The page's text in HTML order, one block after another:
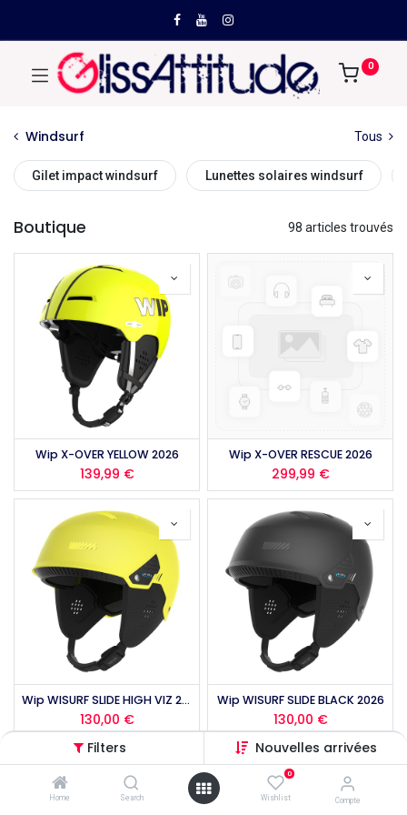
Filters Nouvelles arrivées
Home Search
0
Wishlist Compte
0
Windsurf Tous
Gilet impact windsurf Lunettes solaires windsurf
Boutique 98 articles trouvés
Wip X-OVER YELLOW 2026
139,99 €
Wip X-OVER RESCUE 2026
299,99 €
Wip WISURF SLIDE HIGH VIZ 2026
130,00 €
Wip WISURF SLIDE BLACK 2026
130,00 €